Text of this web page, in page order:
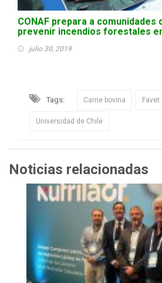
CONAF prepara a comunidades
prevenir incendios forestales
julio 30, 2019
Tags: Carne bovina Favet
Universidad de Chile
Noticias relacionadas